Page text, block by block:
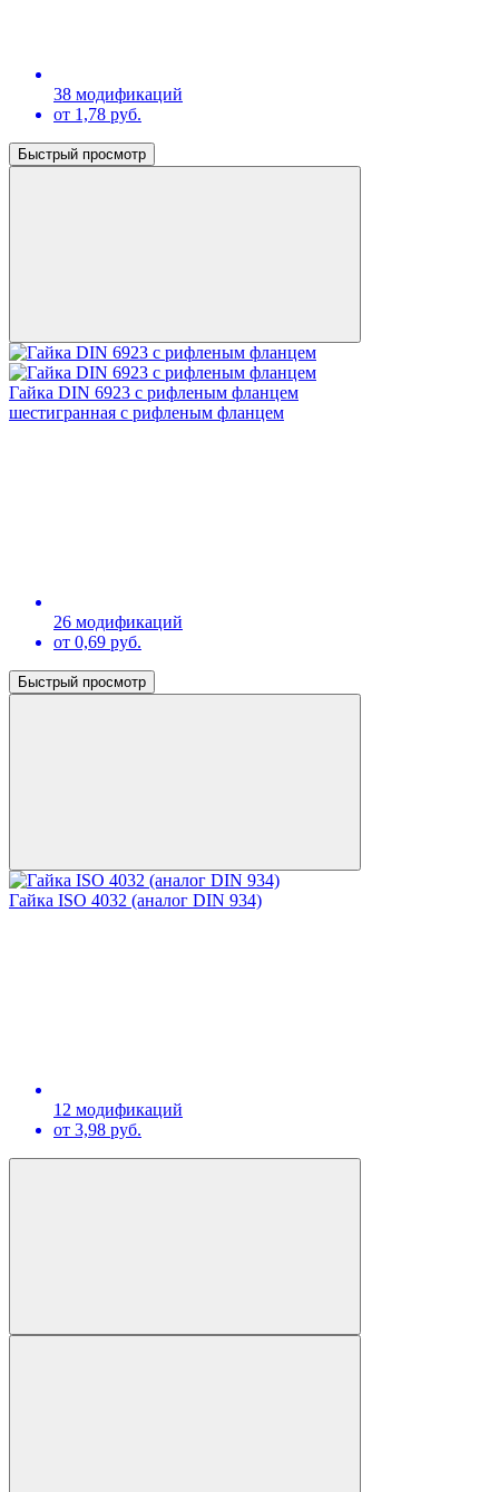
38 модификаций
от 1,78 руб.
Быстрый просмотр
Гайка DIN 6923 с рифленым фланцем
шестигранная с рифленым фланцем
26 модификаций
от 0,69 руб.
Быстрый просмотр
Гайка ISO 4032 (аналог DIN 934)
12 модификаций
от 3,98 руб.